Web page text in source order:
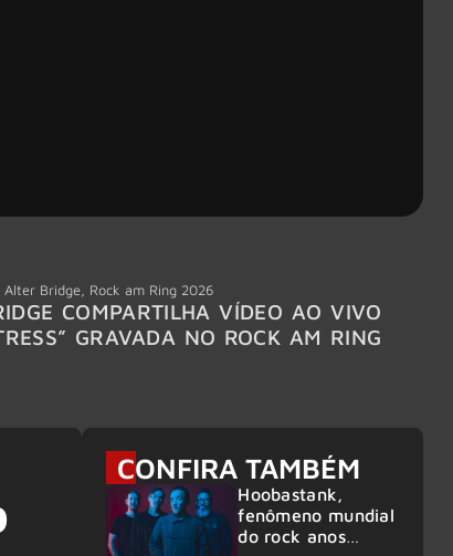
Alter Bridge, Rock am Ring 2026
COMPARTILHA VÍDEO AO VIVO
GRAVADA NO ROCK AM RING
CONFIRA TAMBÉM
Hoobastank,
fenômeno mundial
do rock anos